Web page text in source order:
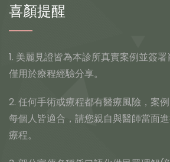
喜顏提醒
1. 美麗見證皆為本診所真實案例並簽署
僅用於療程經驗分享。
2. 任何手術或療程都有醫療風險，案
每個人皆適合，請您親自與醫師當面
療程。